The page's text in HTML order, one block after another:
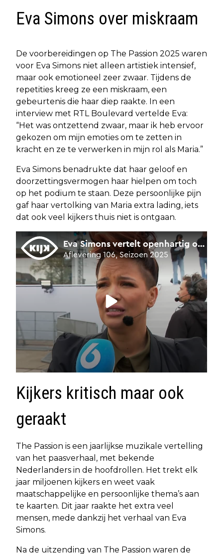
Eva Simons over miskraam
De voorbereidingen op The Passion 2025 waren
voor Eva Simons niet alleen artistiek intensief,
maar ook emotioneel zeer zwaar. Tijdens de
repetities kreeg ze een miskraam, een
gebeurtenis die haar diep raakte. In een
interview met RTL Boulevard vertelde Eva:
“Het was ontzettend zwaar, maar ik heb ervoor
gekozen om mijn emoties om te zetten in
kracht en ze te verwerken in mijn rol als Maria.”
Eva Simons benadrukte dat haar geloof en
doorzettingsvermogen haar hielpen om toch
op het podium te staan. Deze persoonlijke pijn
gaf haar vertolking van Maria extra lading, iets
dat ook veel kijkers thuis niet is ontgaan.
Kijkers kritisch maar ook
geraakt
The Passion is een jaarlijkse muzikale vertelling
van het paasverhaal, met bekende
Nederlanders in de hoofdrollen. Het trekt elk
jaar miljoenen kijkers en weet vaak
maatschappelijke en persoonlijke thema’s aan
te kaarten. Dit jaar raakte het extra veel
mensen, mede dankzij het verhaal van Eva
Simons.
Na de uitzending van The Passion waren de